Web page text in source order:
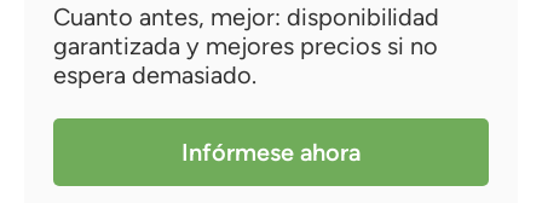
Cuanto antes, mejor: disponibilidad
garantizada y mejores precios si no
espera demasiado.
Infórmese ahora